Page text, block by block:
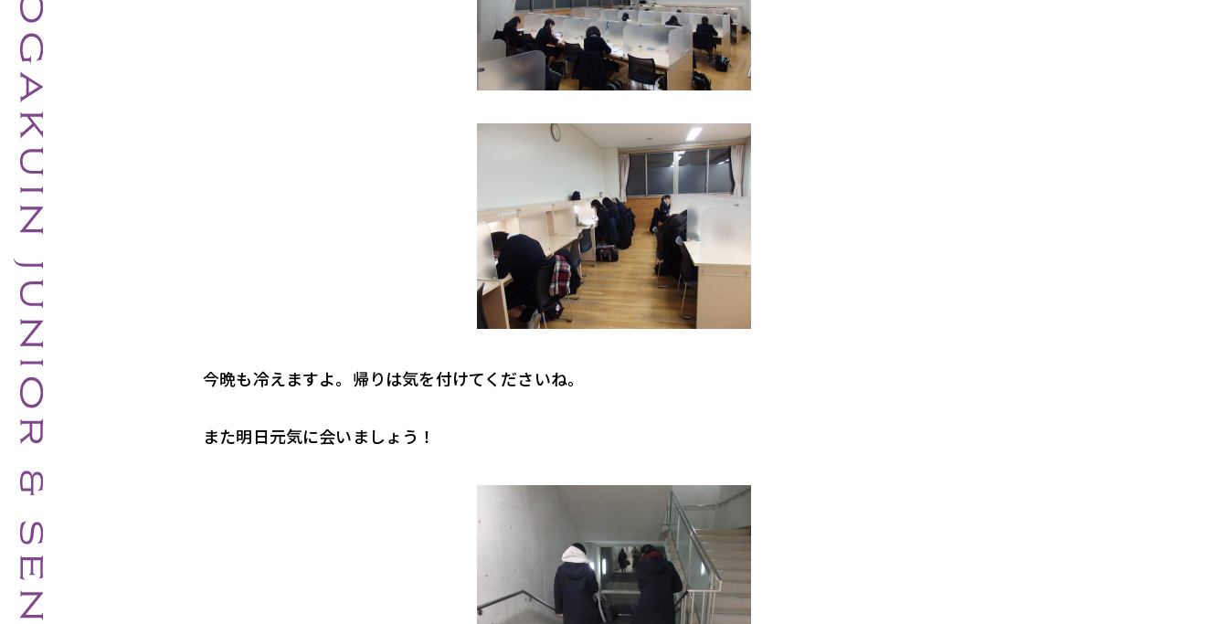
今晩も冷えますよ。帰りは気を付けてくださいね。
また明日元気に会いましょう！